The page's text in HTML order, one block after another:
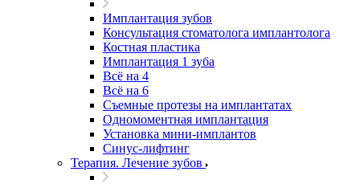
Имплантация зубов
Консультация стоматолога имплантолога
Костная пластика
Имплантация 1 зуба
Всё на 4
Всё на 6
Съемные протезы на имплантатах
Одномоментная имплантация
Установка мини-имплантов
Синус-лифтинг
Терапия. Лечение зубов